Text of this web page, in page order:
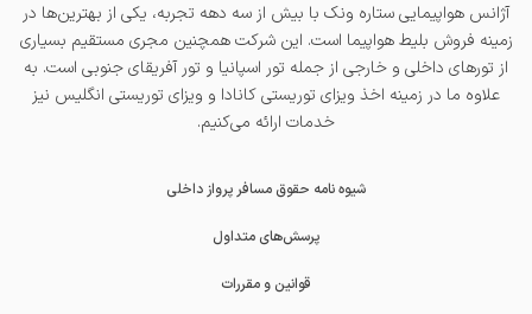
آژانس هواپیمایی ستاره ونک با بیش از سه دهه تجربه، یکی از بهترین‌ها در
زمینه فروش بلیط هواپیما است. این شرکت همچنین مجری مستقیم بسیاری
از تورهای داخلی و خارجی از جمله تور اسپانیا و تور آفریقای جنوبی است. به
علاوه ما در زمینه اخذ ویزای توریستی کانادا و ویزای توریستی انگلیس نیز
خدمات ارائه می‌کنیم.
شیوه نامه حقوق مسافر پرواز داخلی
پرسش‌های متداول
قوانین و مقررات